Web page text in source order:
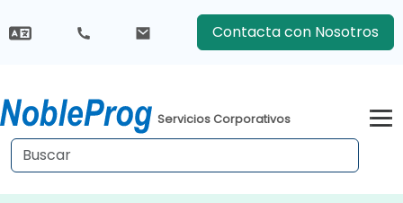
Contacta con Nosotros
Servicios Corporativos